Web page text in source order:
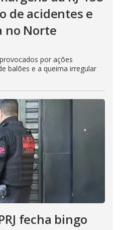
de acidentes e
no Norte
por ações
balões e a queima irregular
fecha bingo